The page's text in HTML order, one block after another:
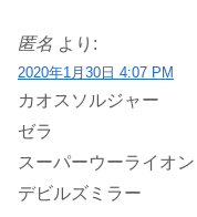
匿名 より:
2020年1月30日 4:07 PM
カオスソルジャー
ゼラ
スーパーウーライオン
デビルズミラー